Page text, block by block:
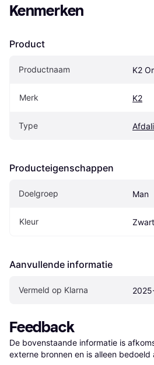
Kenmerken
Product
Productnaam K2
Merk K2
Type
Producteigenschappen
Doelgroep Man
Kleur Zwart
Aanvullende informatie
Vermeld op Klarna
Feedback
De bovenstaande informatie is
externe bronnen en is alleen bedoeld